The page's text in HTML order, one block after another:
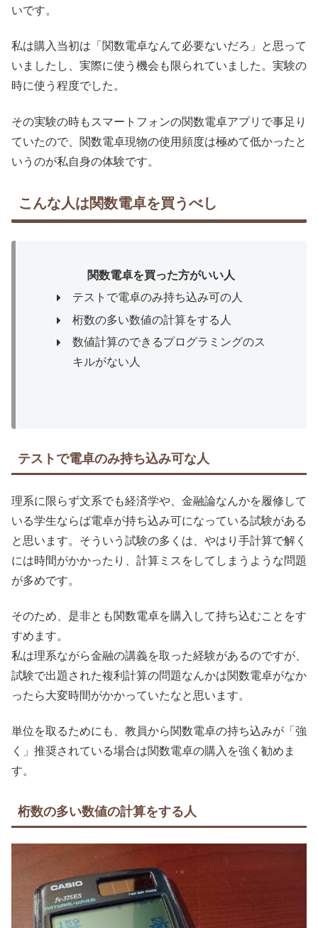
いです。
私は購入当初は「関数電卓なんて必要ないだろ」と思って
いましたし、実際に使う機会も限られていました。実験の
時に使う程度でした。
その実験の時もスマートフォンの関数電卓アプリで事足り
ていたので、関数電卓現物の使用頻度は極めて低かったと
いうのが私自身の体験です。
こんな人は関数電卓を買うべし
関数電卓を買った方がいい人
テストで電卓のみ持ち込み可の人
桁数の多い数値の計算をする人
数値計算のできるプログラミングのス
キルがない人
テストで電卓のみ持ち込み可な人
理系に限らず文系でも経済学や、金融論なんかを履修して
いる学生ならば電卓が持ち込み可になっている試験がある
と思います。そういう試験の多くは、やはり手計算で解く
には時間がかかったり、計算ミスをしてしまうような問題
が多めです。
そのため、是非とも関数電卓を購入して持ち込むことをす
すめます。
私は理系ながら金融の講義を取った経験があるのですが、
試験で出題された複利計算の問題なんかは関数電卓がなか
ったら大変時間がかかっていたなと思います。
単位を取るためにも、教員から関数電卓の持ち込みが「強
く」推奨されている場合は関数電卓の購入を強く勧めま
す。
桁数の多い数値の計算をする人